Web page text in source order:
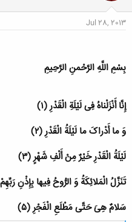
Jul 28, 2013
بِسْمِ اللَّهِ الرَّحْمنِ الرَّحِیمِ‏
إِنَّا أَنْزَلْناهُ فِی لَیْلَةِ الْقَدْرِ (۱)
وَ ما أَدْراکَ ما لَیْلَةُ الْقَدْرِ (۲)
لَیْلَةُ الْقَدْرِ خَیْرٌ مِنْ أَلْفِ شَهْرٍ (۳)
تَنَزَّلُ الْمَلائِکَةُ وَ الرُّوحُ فِیها بِإِذْنِ
سَلامٌ هِیَ حَتَّی مَطْلَعِ الْفَجْرِ (۵)